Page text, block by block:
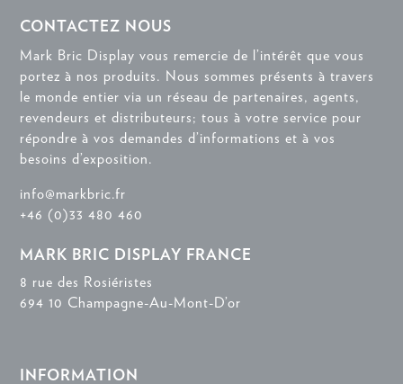
CONTACTEZ NOUS
Mark Bric Display vous remercie de l’intérêt que vous
portez à nos produits. Nous sommes présents à travers
le monde entier via un réseau de partenaires, agents,
revendeurs et distributeurs; tous à votre service pour
répondre à vos demandes d’informations et à vos
besoins d’exposition.
info@markbric.fr
+46 (0)33 480 460
MARK BRIC DISPLAY FRANCE
8 rue des Rosiéristes
694 10 Champagne-Au-Mont-D’or
INFORMATION